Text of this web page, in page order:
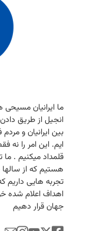
ما ایرانیان
انجیل از طریق
بین ایرانیان و
ایم. این امر را نه
قلمداد میكنیم .
هستیم كه از
تجربه هایی داریم
اهداف اعلام شده
جهان قرار دهیم